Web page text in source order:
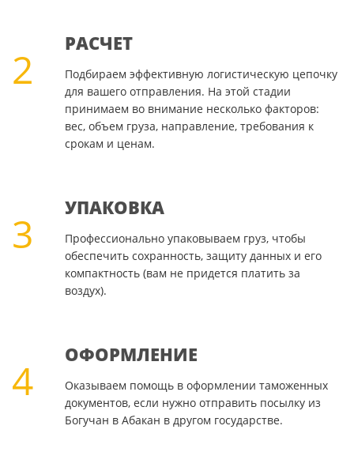
2
РАСЧЕТ
Подбираем эффективную логистическую цепочку
для вашего отправления. На этой стадии
принимаем во внимание несколько факторов:
вес, объем груза, направление, требования к
срокам и ценам.
3
УПАКОВКА
Профессионально упаковываем груз, чтобы
обеспечить сохранность, защиту данных и его
компактность (вам не придется платить за
воздух).
4
ОФОРМЛЕНИЕ
Оказываем помощь в оформлении таможенных
документов, если нужно отправить посылку из
Богучан в Абакан в другом государстве.